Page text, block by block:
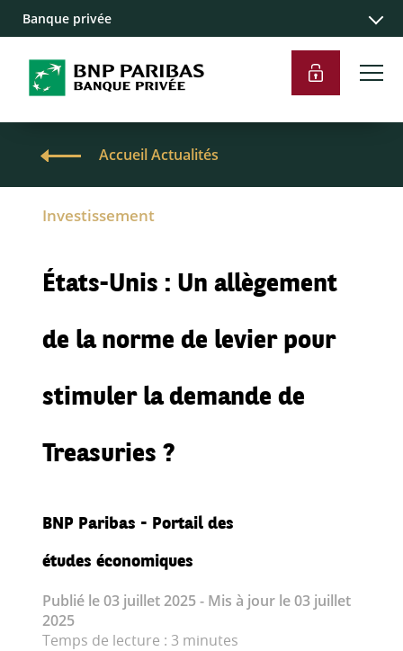
Banque privée
Accueil Actualités
Investissement
États-Unis : Un allègement
de la norme de levier pour
stimuler la demande de
Treasuries ?
BNP Paribas - Portail des
études économiques
Publié le 03 juillet 2025 - Mis à jour le 03 juillet
2025
Temps de lecture : 3 minutes